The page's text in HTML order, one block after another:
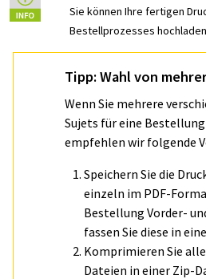
Sie können Ihre fertigen
Bestellprozesses hochladen
Tipp: Wahl von
Wenn Sie mehrere
Sujets für eine
empfehlen wir folgende
Speichern Sie die
einzeln im PDF-
Bestellung Vorder-
fassen Sie diese in
Komprimieren Sie
Dateien in einer Zip-